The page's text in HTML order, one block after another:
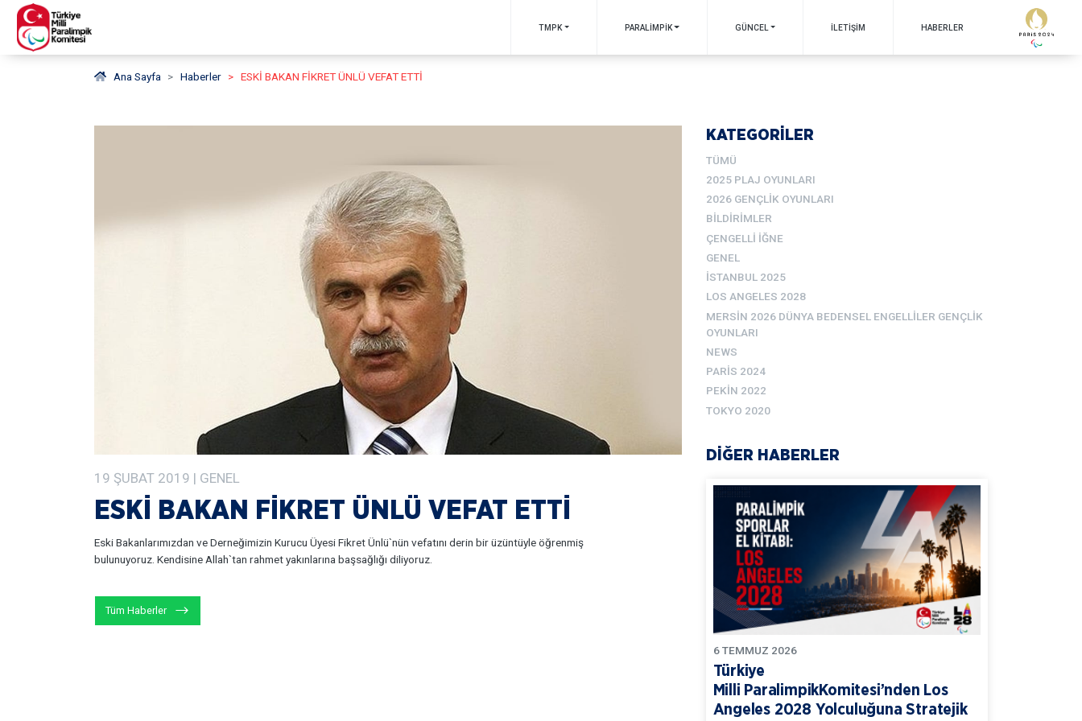
TMPK PARALİMPİK GÜNCEL İLETIŞIM HABERLER
Ana Sayfa Haberler ESKİ BAKAN FİKRET ÜNLÜ VEFAT ETTİ
19 ŞUBAT 2019 | GENEL
ESKİ BAKAN FİKRET ÜNLÜ VEFAT ETTİ
Eski Bakanlarımızdan ve Derneğimizin Kurucu Üyesi Fikret Ünlü`nün vefatını derin bir üzüntüyle öğrenmiş
bulunuyoruz. Kendisine Allah`tan rahmet yakınlarına başsağlığı diliyoruz.
Tüm Haberler
KATEGORİLER
TÜMÜ
2025 PLAJ OYUNLARI
2026 GENÇLIK OYUNLARI
BILDIRIMLER
ÇENGELLI İĞNE
GENEL
İSTANBUL 2025
LOS ANGELES 2028
MERSIN 2026 DÜNYA BEDENSEL ENGELLILER GENÇLIK
OYUNLARI
NEWS
PARIS 2024
PEKIN 2022
TOKYO 2020
DİĞER HABERLER
6 TEMMUZ 2026
Türkiye
Milli ParalimpikKomitesi’nden Los
Angeles 2028 Yolculuğuna Stratejik